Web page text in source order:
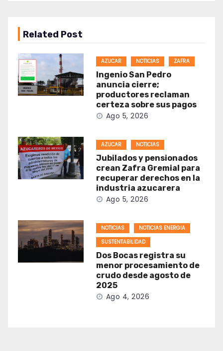
Related Post
AZUCAR NOTICIAS ZAFRA
Ingenio San Pedro
anuncia cierre;
productores reclaman
certeza sobre sus pagos
Ago 5, 2026
AZUCAR NOTICIAS
Jubilados y pensionados
crean Zafra Gremial para
recuperar derechos en la
industria azucarera
Ago 5, 2026
NOTICIAS
NOTICIAS ENERGIA
SUSTENTABILIDAD
Dos Bocas registra su
menor procesamiento de
crudo desde agosto de
2025
Ago 4, 2026